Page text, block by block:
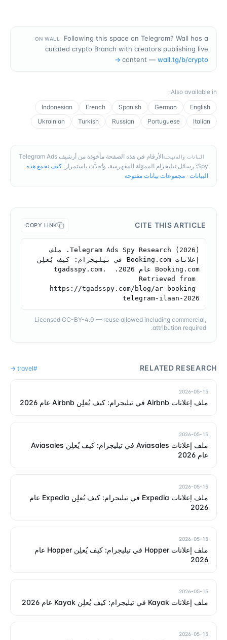
ON WALL
Following this space on Telegram? Wall has a
curated crypto Branch with creators publishing live
content — wall.tg/b/crypto
→
Also available in
:
English
German
Spanish
French
Indonesian
Italian
Portuguese
Russian
Turkish
Ukrainian
البيانات والمنهجية
الأرقام في هذه الصفحة مأخوذة من أرشيف Telegram Ads
Spy: رسائل تيليجرام المموّلة المفهرسة، وتُحدَّث باستمرار.
كيف نجمع هذه
البيانات · مجموعات بيانات مفتوحة
CITE THIS ARTICLE
COPY LINK
Telegram Ads Spy Research (2026). ملف
إعلانات Booking.com في تيليجرام: كيف يُعلِن
Booking.com عام 2026. tgadsspy.com.
Retrieved from
https://tgadsspy.com/blog/ar-booking-
telegram-ilaan-2026
Licensed CC-BY-4.0 — reuse allowed including commercial,
attribution required.
RELATED RESEARCH
#
travel
→
2026-05-15
ملف إعلانات Airbnb في تيليجرام: كيف يُعلِن Airbnb عام 2026
2026-05-15
ملف إعلانات Aviasales في تيليجرام: كيف يُعلِن Aviasales
عام 2026
2026-05-15
ملف إعلانات Expedia في تيليجرام: كيف يُعلِن Expedia عام
2026
2026-05-15
ملف إعلانات Hopper في تيليجرام: كيف يُعلِن Hopper عام
2026
2026-05-15
ملف إعلانات Kayak في تيليجرام: كيف يُعلِن Kayak عام 2026
2026-05-15